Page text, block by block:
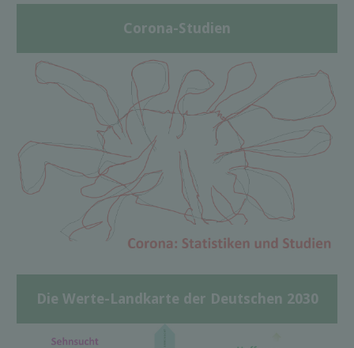
Corona-Studien
Die Werte-Landkarte der Deutschen 2030